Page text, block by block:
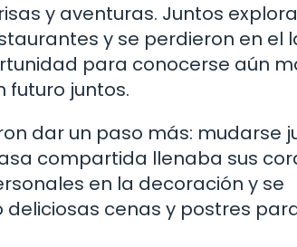
y aventuras. Juntos
y se perdieron en el
para conocerse aún
futuro juntos.
dar un paso más: mudarse
compartida llenaba sus
en la decoración y se
cenas y postres